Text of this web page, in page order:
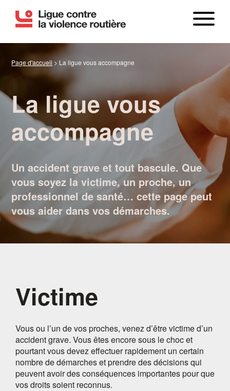
Page d'accueil > La ligue vous accompagne
La ligue vous
accompagne
Un accident grave et tout bascule. Que
vous soyez la victime, un proche, un
professionnel de santé… cette page peut
vous aider dans vos démarches.
Victime
Vous ou l’un de vos proches, venez d’être victime d’un
accident grave. Vous êtes encore sous le choc et
pourtant vous devez effectuer rapidement un certain
nombre de démarches et prendre des décisions qui
peuvent avoir des conséquences importantes pour que
vos droits soient reconnus.
LE BILAN